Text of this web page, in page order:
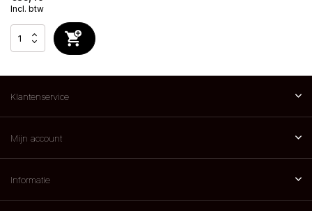
Incl. btw
Klantenservice
Mijn account
Informatie